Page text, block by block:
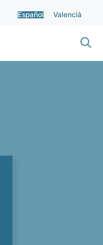
Español Valencià